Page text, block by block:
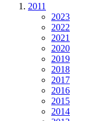
2011
2023
2022
2021
2020
2019
2018
2017
2016
2015
2014